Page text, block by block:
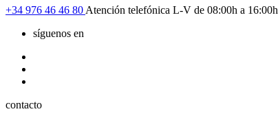
+34 976 46 46 80 Atención telefónica L-V de 08:00h a 16:00h
síguenos en
contacto